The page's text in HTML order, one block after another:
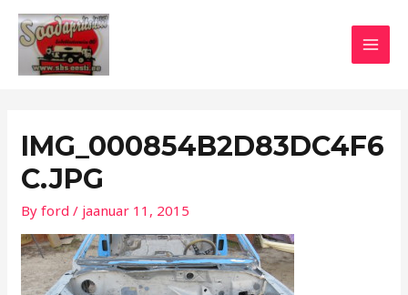
Skip
content
IMG_000854B2D83DC4F6
C.JPG
Byford/ jaanuar 11, 2015
Post
navigation